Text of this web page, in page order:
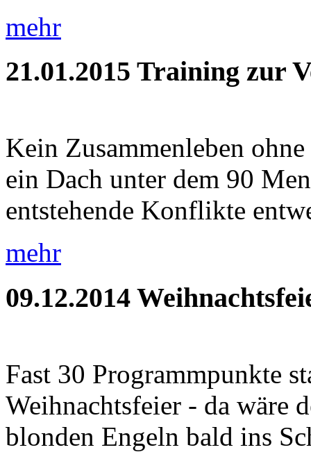
mehr
21.01.2015 Training zur
Kein Zusammenleben
ein Dach unter dem 90
entstehende Konflikte
mehr
09.12.2014
Fast 30 Programmpunkte
Weihnachtsfeier - da wäre
blonden Engeln bald ins